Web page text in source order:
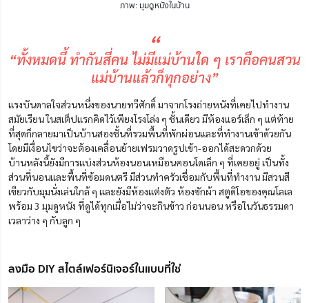
ภาพ: มุมดูหนังในบ้าน
“
“ทั้งหมดนี้ ทำกันสี่คน ไม่มีแม่บ้านใด ๆ เราคือคนสวน
แม่บ้านแล้วก็ทุกอย่าง”
แรงบันดาลใจส่วนหนึ่งของนายทวีศักดิ์ มาจากโรงถ่ายหนังที่เคยไปทำงาน
สมัยเรียน ในสเต็ปแรกคิดไว้เพียงโรงโล่ง ๆ ชั้นเดียว มีห้องแอร์เล็ก ๆ แต่ท้าย
ที่สุดก็กลายมาเป็นบ้านสองชั้นที่รวมพื้นที่พักผ่อนและที่ทำงานเข้าด้วยกัน
โดยมีเงื่อนไขว่าจะต้องเคลื่อนย้ายเฟรมวาดรูปเข้า-ออกได้สะดวกด้วย
บ้านหลังนี้ยังมีการแบ่งส่วนห้องนอนเหมือนคอนโดเล็ก ๆ ที่เคยอยู่ เป็นทั้ง
ส่วนที่นอนและพื้นที่ซ้อมดนตรี มีส่วนทำครัวเชื่อมกับพื้นที่ทำงาน มีสวนสี
เขียวกับมุมนั่งเล่นใกล้ ๆ และยังมีห้องแต่งตัว ห้องซักผ้า สตูดิโอของคุณโลเล
พร้อม 3 มุมดูหนัง ที่ดูได้ทุกเมื่อไม่ว่าจะกินข้าว ก่อนนอน หรือในวันธรรมดา
เวลาว่าง ๆ กับลูก ๆ
ลงมือ DIY สไตล์เฟอร์นิเจอร์ในแบบที่ใช่